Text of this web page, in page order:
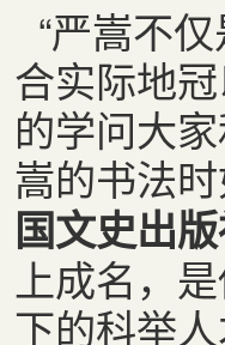
“严嵩不
合实际地
的学问大
嵩的书法时
国文史出
上成名，
下的科举